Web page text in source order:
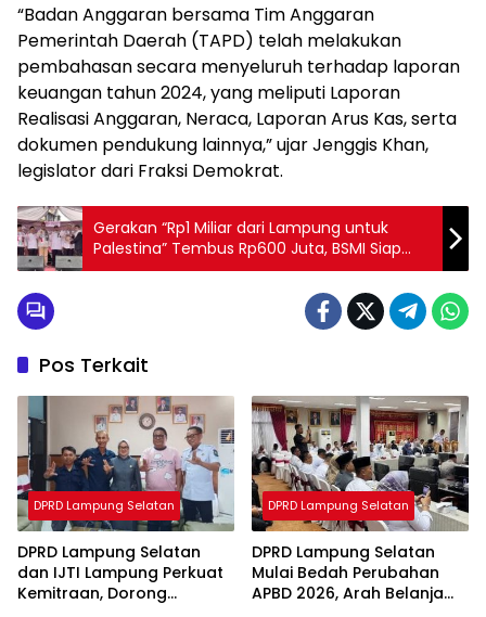
“Badan Anggaran bersama Tim Anggaran
Pemerintah Daerah (TAPD) telah melakukan
pembahasan secara menyeluruh terhadap laporan
keuangan tahun 2024, yang meliputi Laporan
Realisasi Anggaran, Neraca, Laporan Arus Kas, serta
dokumen pendukung lainnya,” ujar Jenggis Khan,
legislator dari Fraksi Demokrat.
Gerakan “Rp1 Miliar dari Lampung untuk
Palestina” Tembus Rp600 Juta, BSMI Siap
Salurkan Bantuan Kemanusiaan Langsung
Pos Terkait
DPRD Lampung Selatan
DPRD Lampung Selatan
dan IJTI Lampung Perkuat
Kemitraan, Dorong
DPRD Lampung Selatan
DPRD Lampung Selatan
Mulai Bedah Perubahan
APBD 2026, Arah Belanja